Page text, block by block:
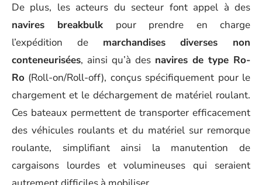
De plus, les acteurs du secteur font appel à des
navires breakbulk pour prendre en charge
l’expédition de marchandises diverses non
conteneurisées, ainsi qu’à des navires de type Ro-
Ro (Roll-on/Roll-off), conçus spécifiquement pour le
chargement et le déchargement de matériel roulant.
Ces bateaux permettent de transporter efficacement
des véhicules roulants et du matériel sur remorque
roulante, simplifiant ainsi la manutention de
cargaisons lourdes et volumineuses qui seraient